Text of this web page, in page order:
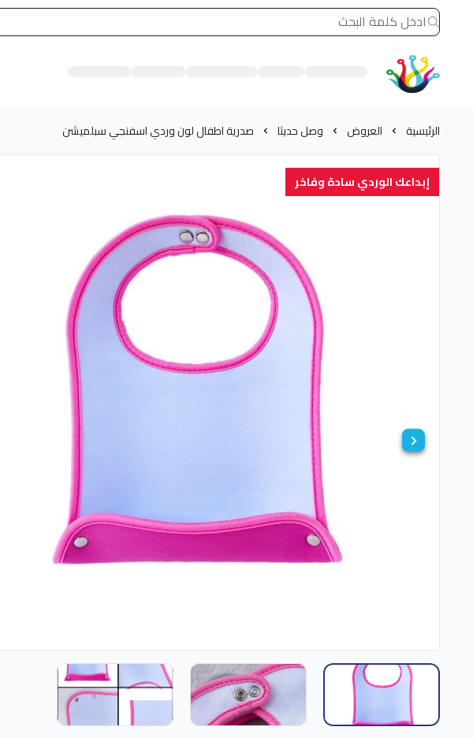
الشرق النادر بيع مستلزمات طباعة حرارية
الرئيسية العروض وصل حديثا صدرية اطفال لون وردي اسفنجي سبلميشن
إبداعك الوردي سادة وفاخر